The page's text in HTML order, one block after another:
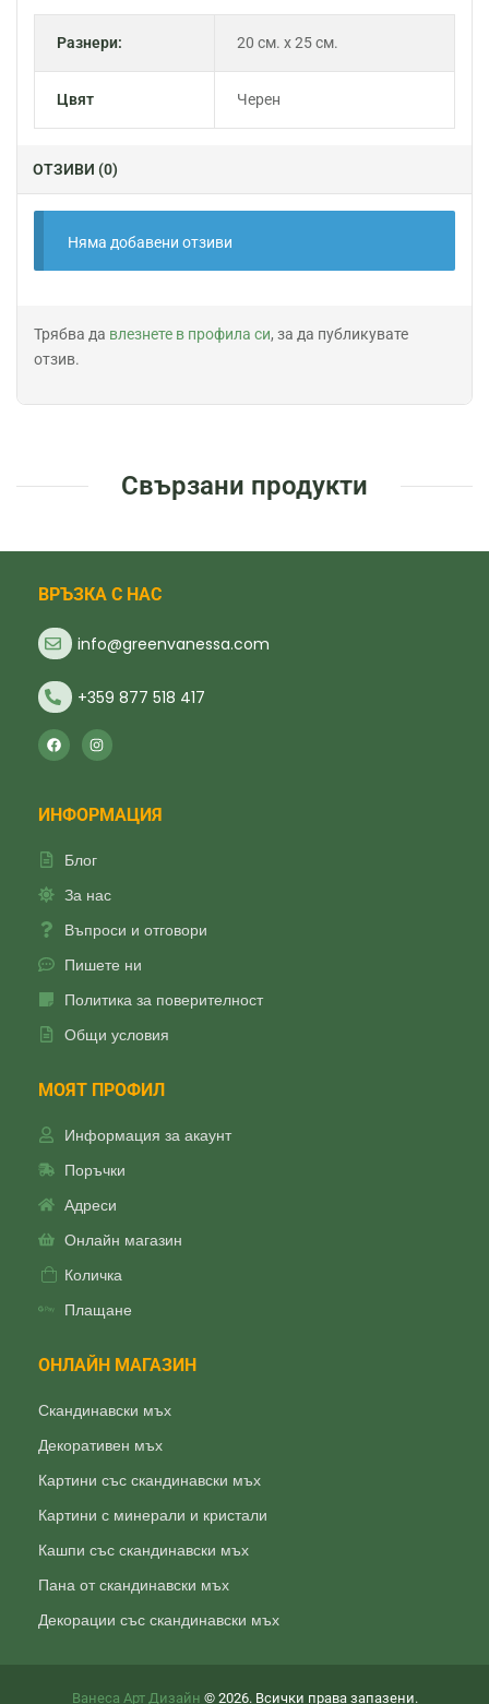
Разнери: 20 см. х 25 см.
Цвят Черен
ОТЗИВИ (0)
Няма добавени отзиви
Трябва да влезнете в профила си, за да публикувате
отзив.
Свързани продукти
ВРЪЗКА С НАС
info@greenvanessa.com
+359 877 518 417
ИНФОРМАЦИЯ
Блог
За нас
Въпроси и отговори
Пишете ни
Политика за поверителност
Общи условия
МОЯТ ПРОФИЛ
Информация за акаунт
Поръчки
Адреси
Онлайн магазин
Количка
Плащане
ОНЛАЙН МАГАЗИН
Скандинавски мъх
Декоративен мъх
Картини със скандинавски мъх
Картини с минерали и кристали
Кашпи със скандинавски мъх
Пана от скандинавски мъх
Декорации със скандинавски мъх
Ванеса Арт Дизайн © 2026. Всички права запазени.